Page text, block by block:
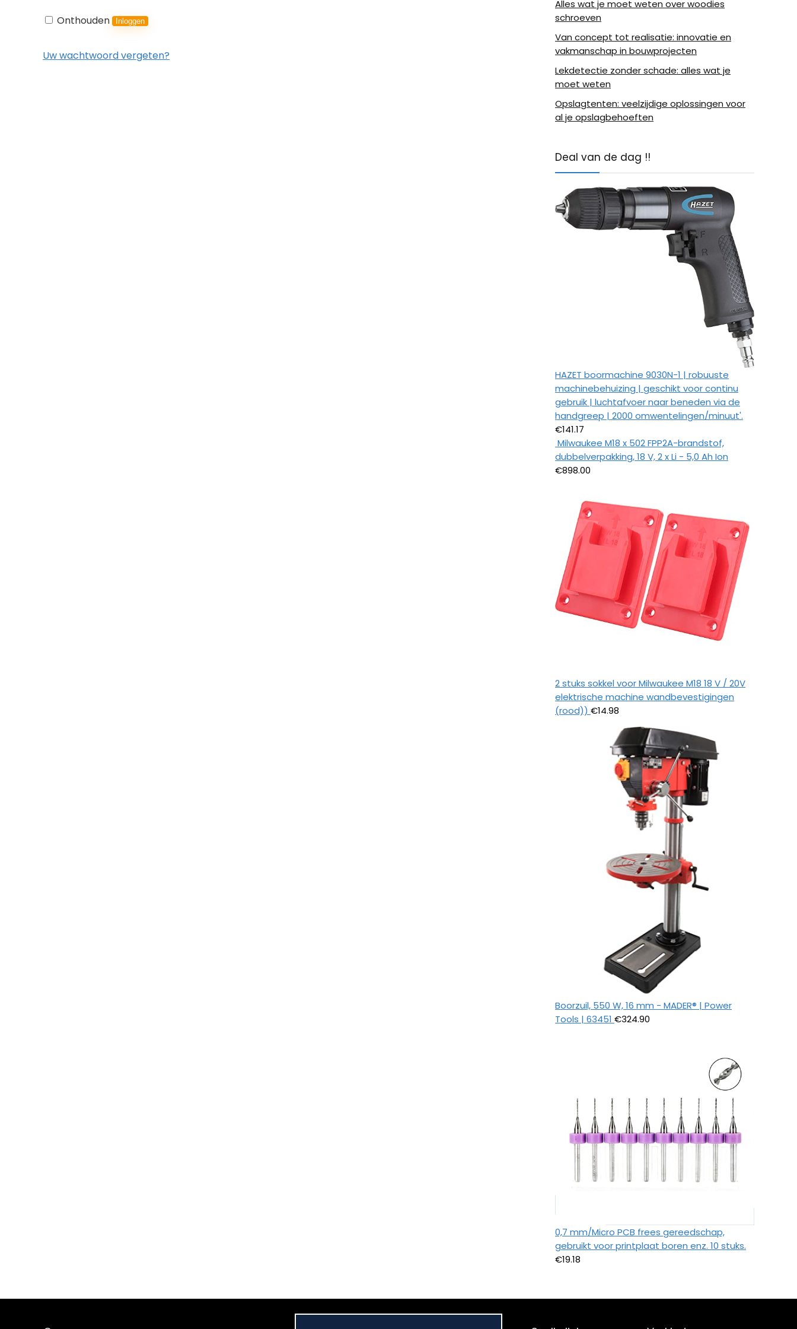
Onthouden Inloggen
Uw wachtwoord vergeten?
Alles wat je moet weten over woodies
schroeven
Van concept tot realisatie: innovatie en
vakmanschap in bouwprojecten
Lekdetectie zonder schade: alles wat je
moet weten
Opslagtenten: veelzijdige oplossingen voor
al je opslagbehoeften
Deal van de dag !!
HAZET boormachine 9030N-1 | robuuste
machinebehuizing | geschikt voor continu
gebruik | luchtafvoer naar beneden via de
handgreep | 2000 omwentelingen/minuut'.
€141.17
Milwaukee M18 x 502 FPP2A-brandstof,
dubbelverpakking, 18 V, 2 x Li - 5,0 Ah Ion
€898.00
2 stuks sokkel voor Milwaukee M18 18 V / 20V
elektrische machine wandbevestigingen
(rood)) €14.98
Boorzuil, 550 W, 16 mm - MADER® | Power
Tools | 63451 €324.90
0,7 mm/Micro PCB frees gereedschap,
gebruikt voor printplaat boren enz. 10 stuks.
€19.18